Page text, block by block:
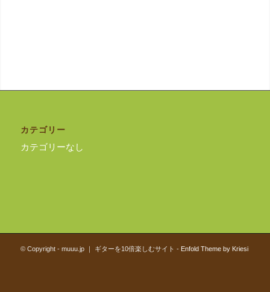
カテゴリー
カテゴリーなし
© Copyright - muuu.jp ｜ ギターを10倍楽しむサイト - Enfold Theme by Kriesi